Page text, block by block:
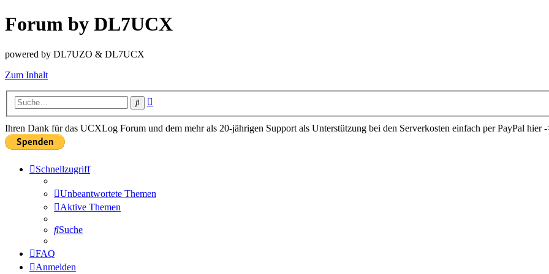
Forum by DL7UCX
powered by DL7UZO & DL7UCX
Zum Inhalt
Suche
Ihren Dank für das UCXLog Forum und dem mehr als 20-jährigen Support als Unterstützung bei den Serverkosten einfach per PayPal hier
Schnellzugriff
Unbeantwortete Themen
Aktive Themen
Suche
FAQ
Anmelden